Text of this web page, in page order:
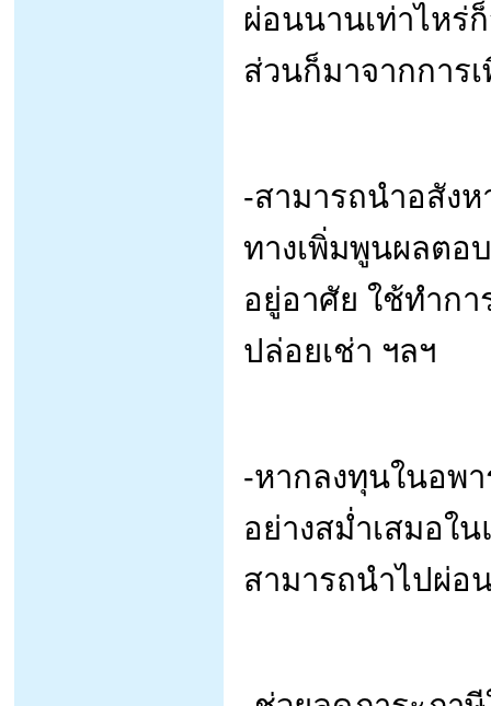
ผ่อนนานเท่าไหร่
ส่วนก็มาจากการ
-สามารถนำอสัง
ทางเพิ่มพูนผลตอ
อยู่อาศัย ใช้ทำก
ปล่อยเช่า ฯลฯ
-หากลงทุนในอพ
อย่างสม่ำเสมอใ
สามารถนำไปผ่อ